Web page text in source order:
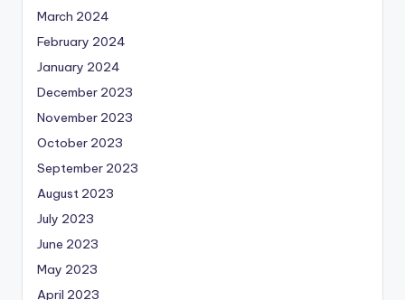
March 2024
February 2024
January 2024
December 2023
November 2023
October 2023
September 2023
August 2023
July 2023
June 2023
May 2023
April 2023